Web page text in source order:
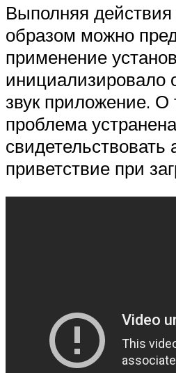
Выполняя
образом можно
применение
инициализировало
звук приложение. О
проблема
свидетельствовать
приветствие при